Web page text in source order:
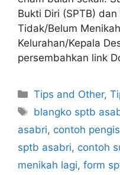
Bukti Diri (SPTB)
Tidak/Belum
Kelurahan/Kepala
persembahkan link
Categories
Tips and Other,
Tags
blangko sptb
asabri, contoh
sptb asabri, contoh
menikah lagi, form